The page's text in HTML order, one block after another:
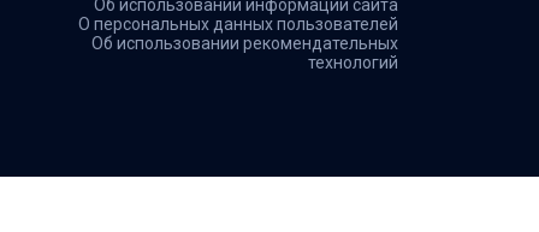
Об использовании информации сайта
О персональных данных пользователей
Об использовании рекомендательных
технологий